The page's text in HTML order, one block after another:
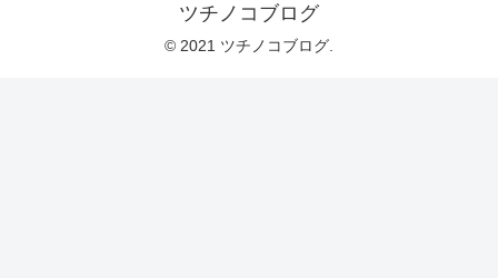
ツチノコブログ
© 2021 ツチノコブログ.